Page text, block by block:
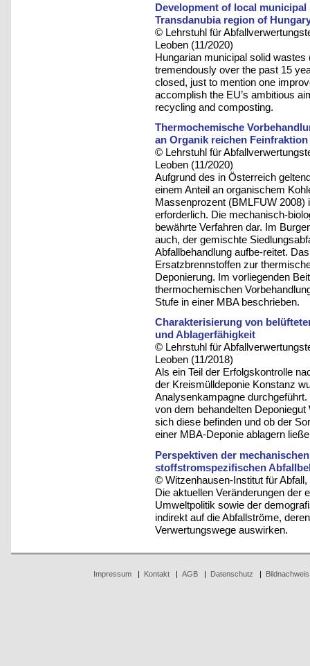
Development of local
Transdanubia region of
© Lehrstuhl für
Leoben (11/2020)
Hungarian municipal solid
tremendously over the past 15
closed, just to mention one
accomplish the EU’s ambitious
recycling and composting.
Thermochemische
an Organik reichen Feinfraktion
© Lehrstuhl für
Leoben (11/2020)
Aufgrund des in Österreich
einem Anteil an organischem
Massenprozent (BMLFUW 2008)
erforderlich. Die mechanisch-
bewährte Verfahren dar. Im
auch, der gemischte
Abfallbehandlung aufbe-reitet.
Ersatzbrennstoffen zur
Deponierung. Im vorliegenden
thermochemischen
Stufe in einer MBA beschrieben.
Charakterisierung von
und Ablagerfähigkeit
© Lehrstuhl für
Leoben (11/2018)
Als ein Teil der Erfolgskontrolle
der Kreismülldeponie Konstanz
Analysenkampagne
von dem behandelten
sich diese befinden und ob der
einer MBA-Deponie ablagern
Perspektiven der
stoffstromspezifischen
© Witzenhausen-Institut für
Die aktuellen Veränderungen der
Umweltpolitik sowie der
indirekt auf die Abfallströme,
Verwertungswege auswirken.
Impressum| Kontakt| AGB| Datenschutz | Bildnachweis